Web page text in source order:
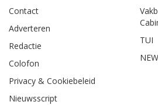
Contact
Adverteren
Redactie
Colofon
Privacy & Cookiebeleid
Nieuwsscript
TUI